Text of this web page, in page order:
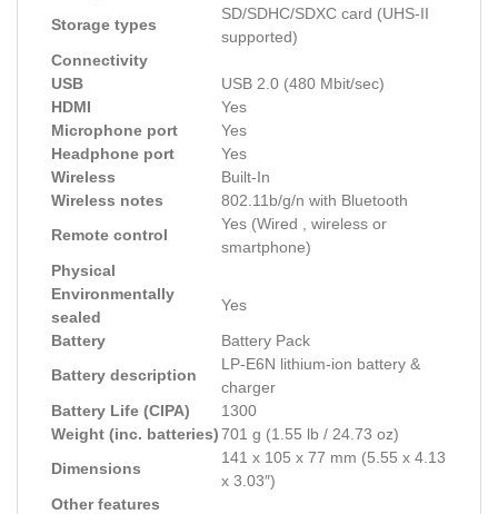
Storage types
SD/SDHC/SDXC card (UHS-II
supported)
Connectivity
USB
USB 2.0 (480 Mbit/sec)
HDMI
Yes
Microphone port
Yes
Headphone port
Yes
Wireless
Built-In
Wireless notes
802.11b/g/n with Bluetooth
Remote control
Yes (Wired , wireless or
smartphone)
Physical
Environmentally
sealed
Yes
Battery
Battery Pack
Battery description
LP-E6N lithium-ion battery &
charger
Battery Life (CIPA)
1300
Weight (inc. batteries)701 g (1.55 lb / 24.73 oz)
Dimensions
141 x 105 x 77 mm (5.55 x 4.13
x 3.03″)
Other features